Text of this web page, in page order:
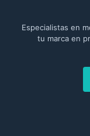
Especialistas en
tu marca en